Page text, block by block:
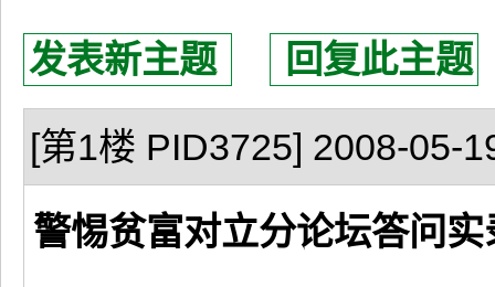
发表新主题 回复此主题
[第1楼 PID3725] 2008-05-
警惕贫富对立分论坛答问实